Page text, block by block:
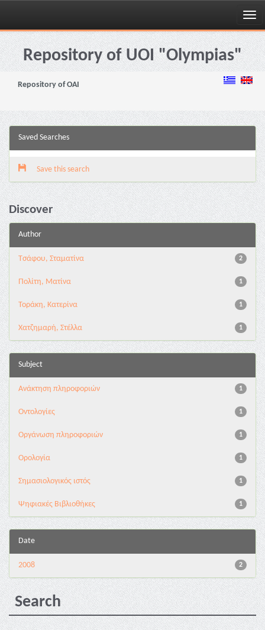
Skip
navigationRepository of UOI "Olympias"
Repository of OAI
Saved Searches
Save this search
Discover
Author
2
Τσάφου, Σταματίνα
1
Πολίτη, Ματίνα
1
Τοράκη, Κατερίνα
1
Χατζημαρή, Στέλλα
Subject
1
Ανάκτηση πληροφοριών
1
Οντολογίες
1
Οργάνωση πληροφοριών
1
Ορολογία
1
Σημασιολογικός ιστός
1
Ψηφιακές Βιβλιοθήκες
Date
2
2008
Search